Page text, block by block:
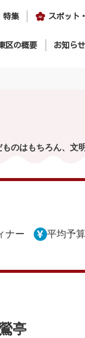
特集 スポット
区の概要 お知らせ
のはもちろん、文
ナー 平均予算
亭